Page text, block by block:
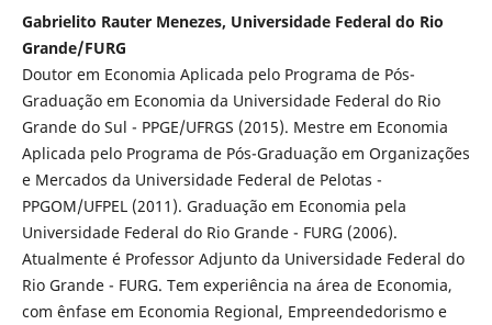
Gabrielito Rauter Menezes, Universidade Federal do Rio
Grande/FURG
Doutor em Economia Aplicada pelo Programa de Pós-
Graduação em Economia da Universidade Federal do Rio
Grande do Sul - PPGE/UFRGS (2015). Mestre em Economia
Aplicada pelo Programa de Pós-Graduação em Organizações
e Mercados da Universidade Federal de Pelotas -
PPGOM/UFPEL (2011). Graduação em Economia pela
Universidade Federal do Rio Grande - FURG (2006).
Atualmente é Professor Adjunto da Universidade Federal do
Rio Grande - FURG. Tem experiência na área de Economia,
com ênfase em Economia Regional, Empreendedorismo e